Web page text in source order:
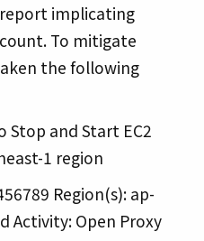
implicating
To mitigate
the following
and Start EC2
1 region
Region(s): ap-
Activity: Open Proxy